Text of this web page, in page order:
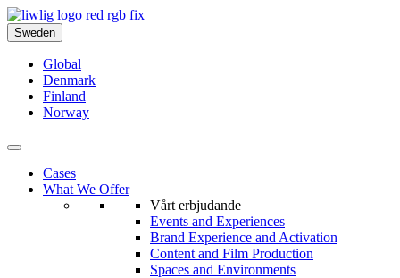
Sweden
Global
Denmark
Finland
Norway
Cases
What We Offer
Vårt erbjudande
Events and Experiences
Brand Experience and Activation
Content and Film Production
Spaces and Environments